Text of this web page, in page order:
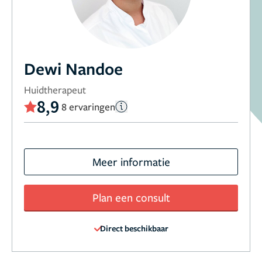
Dewi Nandoe
Huidtherapeut
8,9 8 ervaringen
Meer informatie
Plan een consult
Direct beschikbaar